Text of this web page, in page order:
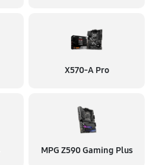
X570-A Pro
MPG Z590 Gaming Plus